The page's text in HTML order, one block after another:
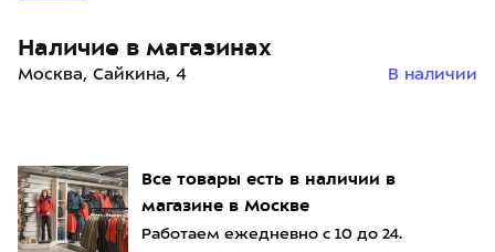
Все товары есть в наличии в
магазине в Москве
Работаем ежедневно с 10 до 24.
Наличие в магазинах
Москва, Сайкина, 4 В наличии